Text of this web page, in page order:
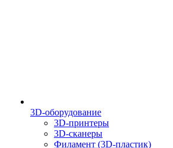
3D-оборудование
3D-принтеры
3D-сканеры
Филамент (3D-пластик)